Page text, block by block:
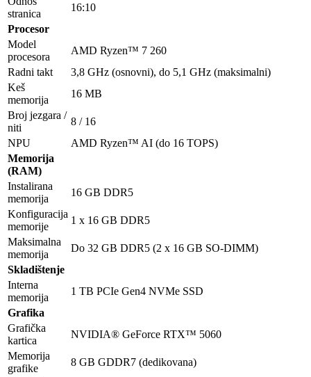
stranica
16:10
Procesor
Model
procesora
AMD Ryzen™ 7 260
Radni takt
3,8 GHz (osnovni), do 5,1 GHz (maksimalni)
Keš
memorija
16 MB
Broj jezgara /
niti
8 / 16
NPU
AMD Ryzen™ AI (do 16 TOPS)
Memorija
(RAM)
Instalirana
memorija
16 GB DDR5
Konfiguracija
memorije
1 x 16 GB DDR5
Maksimalna
memorija
Do 32 GB DDR5 (2 x 16 GB SO-DIMM)
Skladištenje
Interna
memorija
1 TB PCIe Gen4 NVMe SSD
Grafika
Grafička
kartica
NVIDIA® GeForce RTX™ 5060
Memorija
grafike
8 GB GDDR7 (dedikovana)